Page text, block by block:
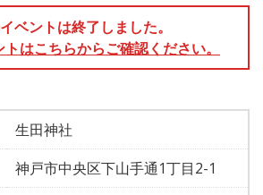
ベントは終了しました。
はこちらからご確認ください。
生田神社
神戸市中央区下山手通1丁目2-1